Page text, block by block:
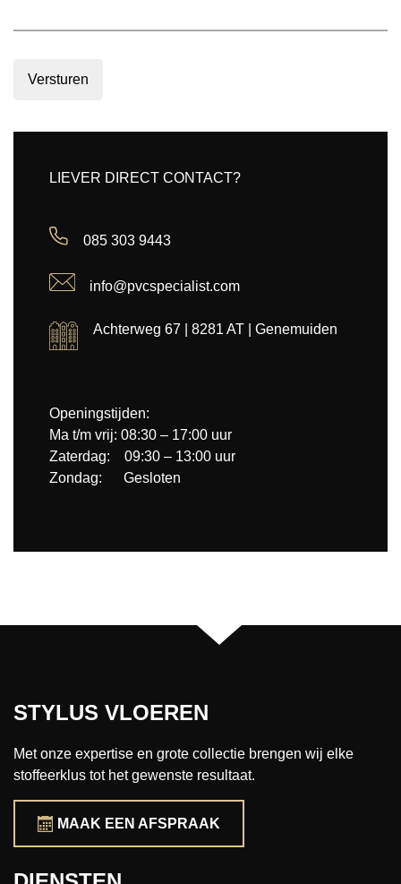
Versturen
LIEVER DIRECT CONTACT?
085 303 9443
info@pvcspecialist.com
Achterweg 67 | 8281 AT | Genemuiden
Openingstijden:
Ma t/m vrij: 08:30 – 17:00 uur
Zaterdag: 09:30 – 13:00 uur
Zondag: Gesloten
STYLUS VLOEREN
Met onze expertise en grote collectie brengen wij elke
stoffeerklus tot het gewenste resultaat.
MAAK EEN AFSPRAAK